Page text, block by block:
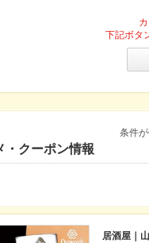
下記ボタ
条件
・クーポン情報
居酒屋｜